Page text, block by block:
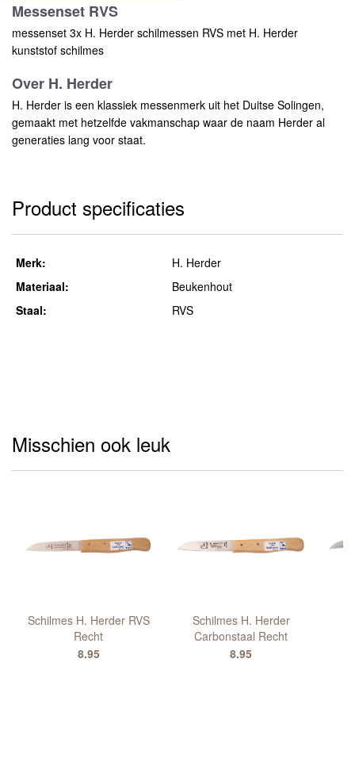
Messenset RVS
messenset 3x H. Herder schilmessen RVS met H. Herder
kunststof schilmes
Over H. Herder
H. Herder is een klassiek messenmerk uit het Duitse Solingen,
gemaakt met hetzelfde vakmanschap waar de naam Herder al
generaties lang voor staat.
Product specificaties
Merk:
H. Herder
Materiaal:
Beukenhout
Staal:
RVS
Misschien ook leuk
Schilmes H. Herder RVS
Recht
8.95
Schilmes H. Herder
Carbonstaal Recht
8.95